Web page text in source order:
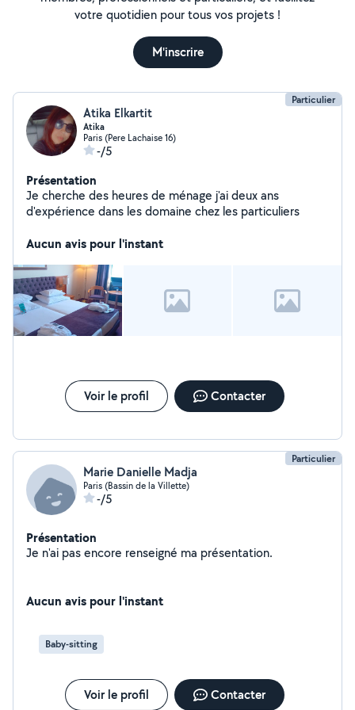
votre quotidien pour tous vos projets !
M'inscrire
Particulier
Atika Elkartit
Atika
Paris (Pere Lachaise 16)
-/5
Présentation
Je cherche des heures de ménage j'ai deux ans
d'expérience dans les domaine chez les particuliers
Aucun avis pour l'instant
Voir le profil Contacter
Particulier
Marie Danielle Madja
Paris (Bassin de la Villette)
-/5
Présentation
Je n'ai pas encore renseigné ma présentation.
Aucun avis pour l'instant
Baby-sitting
Voir le profil Contacter